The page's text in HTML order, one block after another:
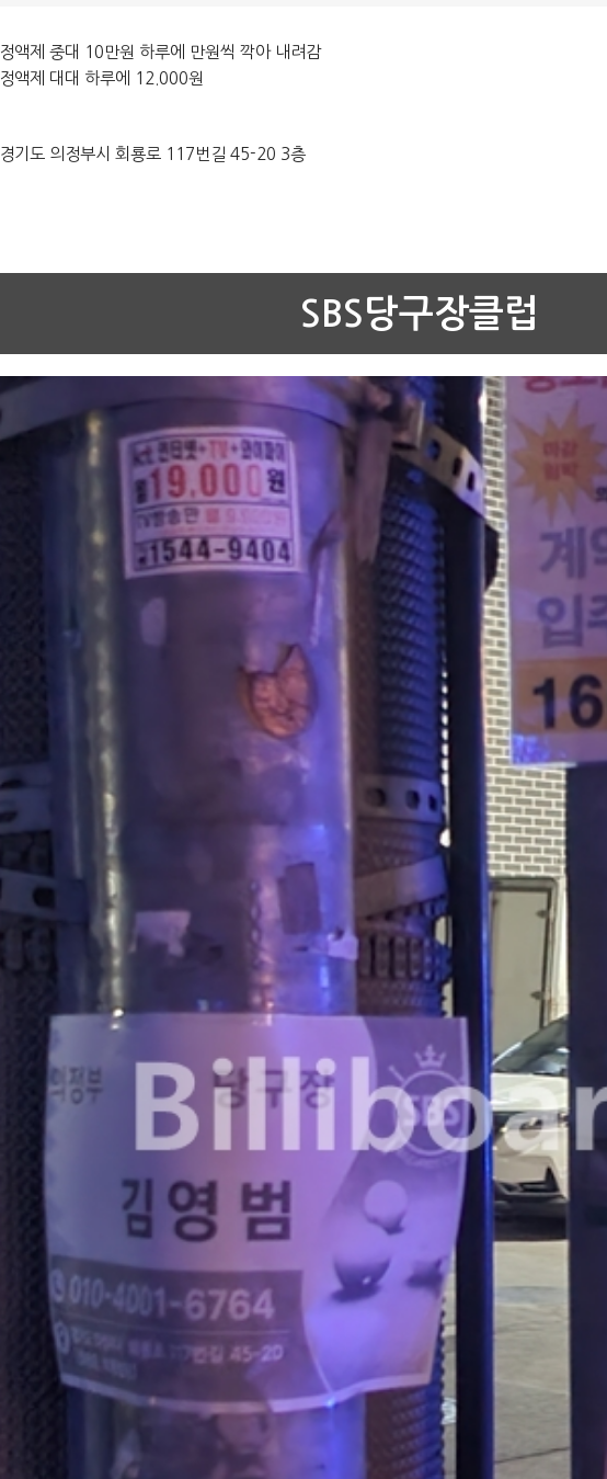
정액제 중대 10만원 하루에 만원씩 깍아 내려감
정액제 대대 하루에 12.000원
경기도 의정부시 회룡로 117번길 45-20 3층
SBS당구장클럽